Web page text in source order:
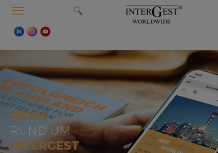
NEWS
RUND UM
INTERGEST